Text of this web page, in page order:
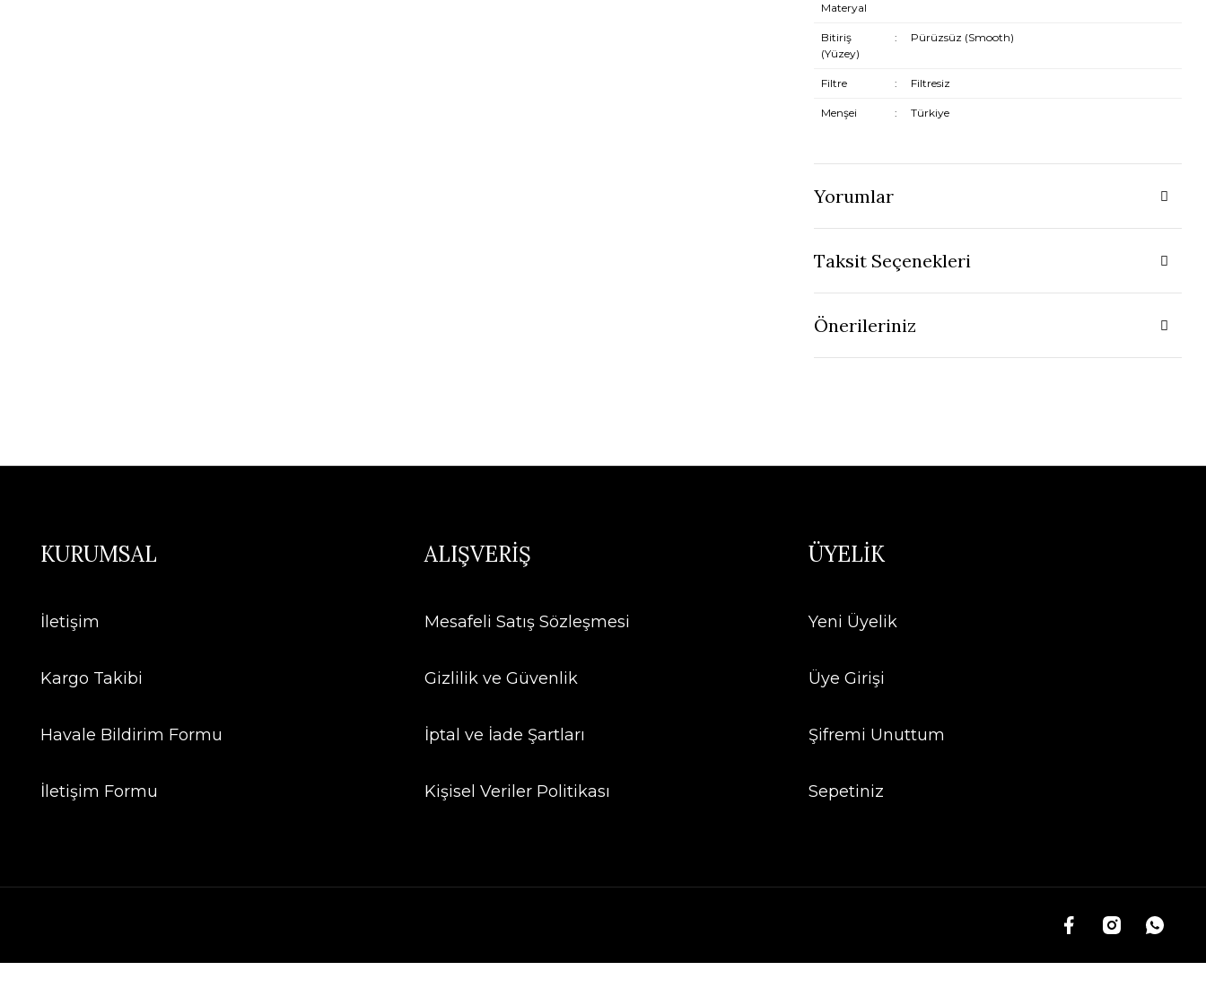
Materyal
Bitiriş
(Yüzey)
: Pürüzsüz (Smooth)
Filtre : Filtresiz
Menşei : Türkiye
Yorumlar
Taksit Seçenekleri
Önerileriniz
KURUMSAL
İletişim
Kargo Takibi
Havale Bildirim Formu
İletişim Formu
ALIŞVERİŞ
Mesafeli Satış Sözleşmesi
Gizlilik ve Güvenlik
İptal ve İade Şartları
Kişisel Veriler Politikası
ÜYELİK
Yeni Üyelik
Üye Girişi
Şifremi Unuttum
Sepetiniz